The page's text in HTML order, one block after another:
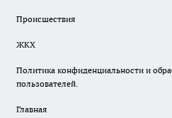
Происшествия
ЖКХ
Политика конфиденциальности и
пользователей.
Главная